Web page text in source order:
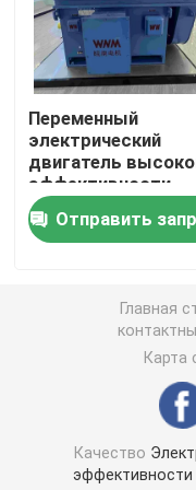
Трехфазные
Электрические
Средний мотор
Электрические
Электрический
Переменный
электрический
двигатель
эффективности
частоты 8KV
Отправить
Главная
Карта
Качество
эффективности